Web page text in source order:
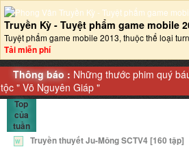
Truyền Kỳ - Tuyệt phẩm game mobile
Tuyệt phẩm game mobile 2013, thuộc thể loại
Tải miễn phí
Thông báo : Những thước phim quý
tộc "Võ Nguyên Giáp "
Top
của
tuần
W Truyền thuyết Ju-Mông SCTV4 [160 tập]